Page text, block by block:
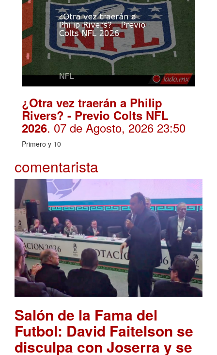
¿Otra vez traerán a Philip
Rivers? - Previo Colts NFL
2026. 07 de Agosto, 2026 23:50
Primero y 10
comentarista
Salón de la Fama del
Futbol: David Faitelson se
disculpa con Joserra y se